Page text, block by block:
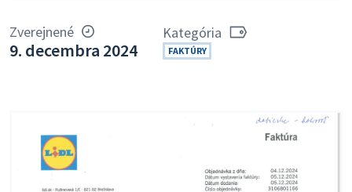
Zverejnené
9. decembra 2024
Kategória
FAKTÚRY